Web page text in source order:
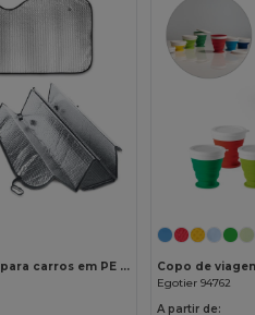
Protetor solar para carros em PE e forrado a alumínio
Egotier 94762
A partir de: